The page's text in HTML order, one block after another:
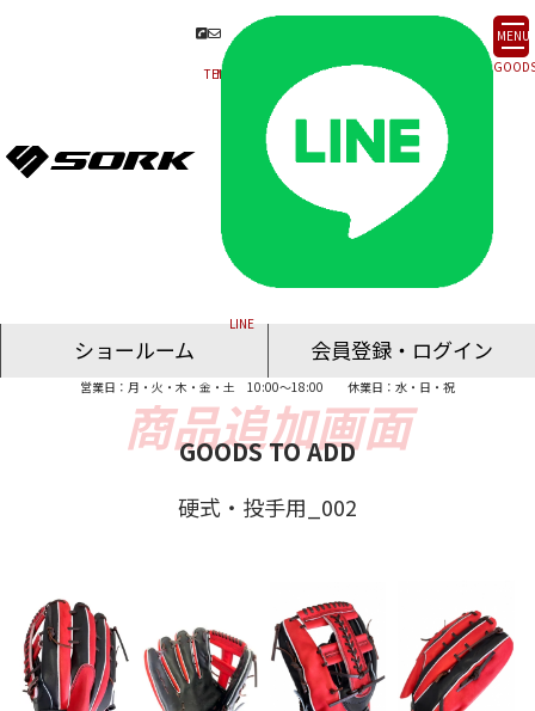
MENU
ショールーム
東京ショールーム
名古屋ショールーム
大阪ショールーム
福岡ショールーム
オンライン相談
会員登録・ログイン
営業日：月・火・木・金・土 10:00～18:00 休業日：水・日・祝
GOODS TO ADD
硬式・投手用_002